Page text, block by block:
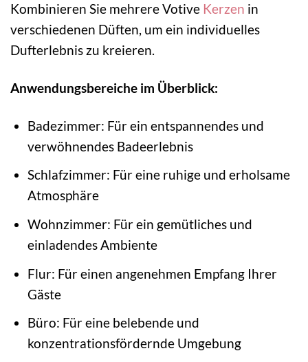
Kombinieren Sie mehrere Votive Kerzen in
verschiedenen Düften, um ein individuelles
Dufterlebnis zu kreieren.
Anwendungsbereiche im Überblick:
Badezimmer: Für ein entspannendes und
verwöhnendes Badeerlebnis
Schlafzimmer: Für eine ruhige und erholsame
Atmosphäre
Wohnzimmer: Für ein gemütliches und
einladendes Ambiente
Flur: Für einen angenehmen Empfang Ihrer
Gäste
Büro: Für eine belebende und
konzentrationsfördernde Umgebung